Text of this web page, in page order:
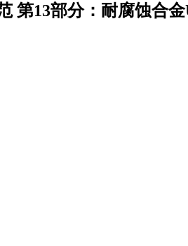
第13部分：耐腐蚀合